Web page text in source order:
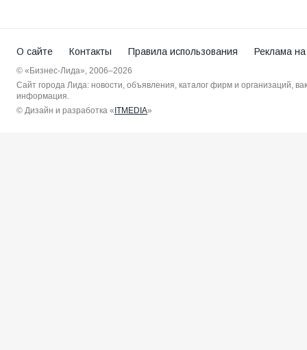
О сайте Контакты Правила использования Реклама
© «Бизнес-Лида», 2006–2026
Сайт города Лида: новости, объявления, каталог фирм и организаций,
информация.
© Дизайн и разработка « ITMEDIA»